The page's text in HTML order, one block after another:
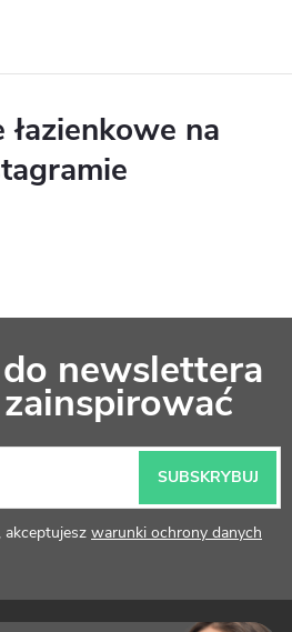
łazienkowe na
newslettera
warunki ochrony danych
SUBSKRYBUJ